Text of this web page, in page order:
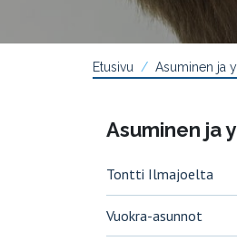
Etusivu Asuminen ja
Asuminen ja
Tontti Ilmajoelta
Vuokra-asunnot